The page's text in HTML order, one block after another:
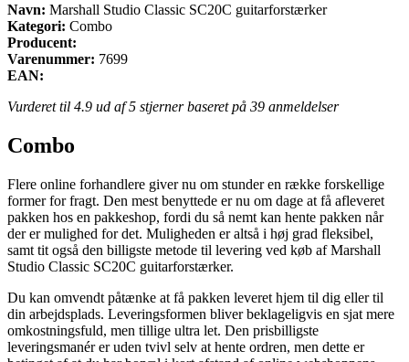
Navn: Marshall Studio Classic SC20C guitarforstærker
Kategori: Combo
Producent:
Varenummer: 7699
EAN:
Vurderet til 4.9 ud af 5 stjerner baseret på 39 anmeldelser
Combo
Flere online forhandlere giver nu om stunder en række forskellige
former for fragt. Den mest benyttede er nu om dage at få afleveret
pakken hos en pakkeshop, fordi du så nemt kan hente pakken når
der er mulighed for det. Muligheden er altså i høj grad fleksibel,
samt tit også den billigste metode til levering ved køb af Marshall
Studio Classic SC20C guitarforstærker.
Du kan omvendt påtænke at få pakken leveret hjem til dig eller til
din arbejdsplads. Leveringsformen bliver beklageligvis en sjat mere
omkostningsfuld, men tillige ultra let. Den prisbilligste
leveringsmanér er uden tvivl selv at hente ordren, men dette er